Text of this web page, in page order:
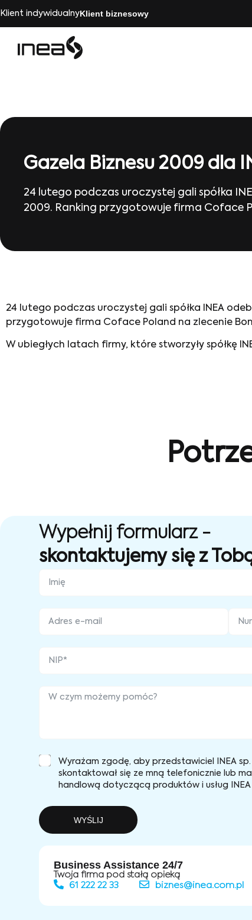
Klient indywidualnyKlient biznesowy
Gazela Biznesu 2009 dla
24 lutego podczas uroczystej gali spółka
2009. Ranking przygotowuje firma Coface
24 lutego podczas uroczystej gali spółka INEA
przygotowuje firma Coface Poland na zlecenie
W ubiegłych latach firmy, które stworzyły spółkę
Wypełnij formularz -
skontaktujemy się z
Wyrażam zgodę, aby przedstawiciel INEA
skontaktował się ze mną telefonicznie lub
handlową dotyczącą produktów i usług INEA
WYŚLIJ
Business Assistance 24/7
Twoja firma pod stałą opieką
61 222 22 33
biznes@inea.com.pl